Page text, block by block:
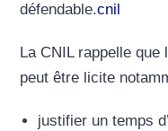
défendable.cnil
La CNIL rappelle
peut être licite
justifier un temps